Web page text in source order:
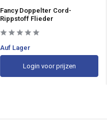
Fancy Doppelter Cord-
Rippstoff Flieder
Auf Lager
Login voor prijzen